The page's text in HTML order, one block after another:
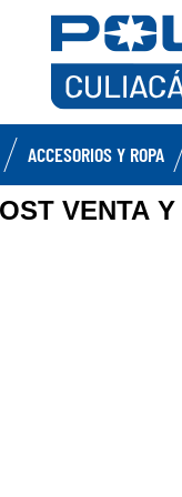
ACCESORIOS Y ROPA
VENTA